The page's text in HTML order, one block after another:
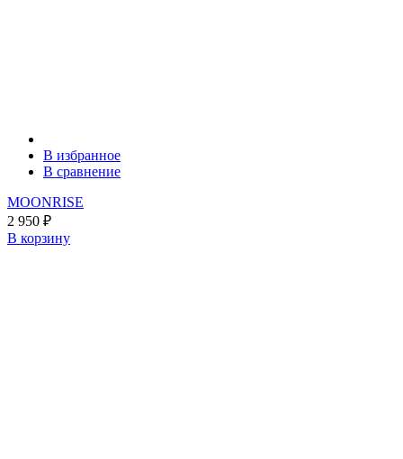
В избранное
В сравнение
MOONRISE
2 950 ₽
В корзину